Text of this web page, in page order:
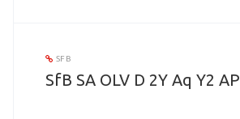
SFB
SfB SA OLV D 2Y Aq Y2 AP